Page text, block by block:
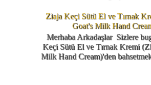
Ziaja Keçi Sütü El ve Tırnak
Goat's Milk Hand
Merhaba Arkadaşlar Sizlere
Keçi Sütü El ve Tırnak Kremi
Milk Hand Cream)'den